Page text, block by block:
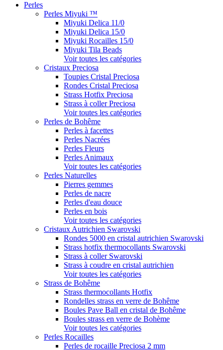
Perles
Perles Miyuki ™
Miyuki Delica 11/0
Miyuki Delica 15/0
Miyuki Rocailles 15/0
Miyuki Tila Beads
Voir toutes les catégories
Cristaux Preciosa
Toupies Cristal Preciosa
Rondes Cristal Preciosa
Strass Hotfix Preciosa
Strass à coller Preciosa
Voir toutes les catégories
Perles de Bohême
Perles à facettes
Perles Nacrées
Perles Fleurs
Perles Animaux
Voir toutes les catégories
Perles Naturelles
Pierres gemmes
Perles de nacre
Perles d'eau douce
Perles en bois
Voir toutes les catégories
Cristaux Autrichien Swarovski
Rondes 5000 en cristal autrichien Swarovski
Strass hotfix thermocollants Swarovski
Strass à coller Swarovski
Strass à coudre en cristal autrichien
Voir toutes les catégories
Strass de Bohême
Strass thermocollants Hotfix
Rondelles strass en verre de Bohême
Boules Pave Ball en cristal de Bohême
Boules strass en verre de Bohème
Voir toutes les catégories
Perles Rocailles
Perles de rocaille Preciosa 2 mm